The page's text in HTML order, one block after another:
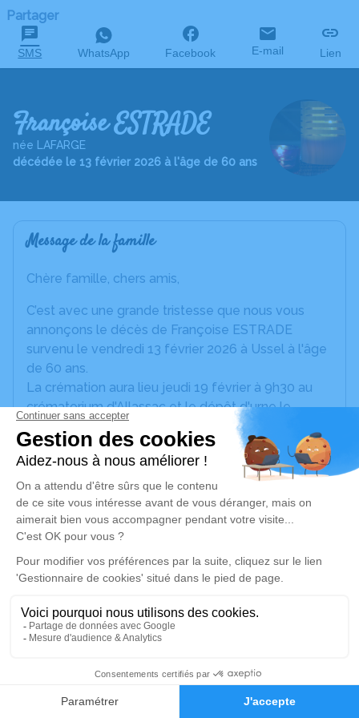
Faire-part Hommages
Partager
SMS WhatsApp Facebook E-mail Lien
Françoise ESTRADE
née LAFARGE
décédée le 13 février 2026 à l'âge de 60 ans
Message de la famille
Chère famille, chers amis,
C’est avec une grande tristesse que nous vous
annonçons le décès de Françoise ESTRADE
survenu le vendredi 13 février 2026 à Ussel à l'âge
de 60 ans.
La crémation aura lieu jeudi 19 février à 9h30 au
crématorium d'Allassac et le dépôt d'urne le
même jour au cimetière de Saint-Angel à 15h00.
Fleurs naturelles uniquement.
Nous vous invitons à utiliser cet espace pour
laisser vos condoléances, partager des photos
souvenirs, une anecdote ou exprimer vos pensées
à travers des poèmes ou des textes. Cet endroit
est un lieu d'expression dédié à honorer la
mémoire de Françoise ESTRADE.
Un service de plantation d’arbre hommage est
disponible ici.
Je rends hommage